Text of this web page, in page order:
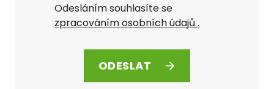
Odesláním souhlasíte se
zpracováním osobních údajů .
ODESLAT